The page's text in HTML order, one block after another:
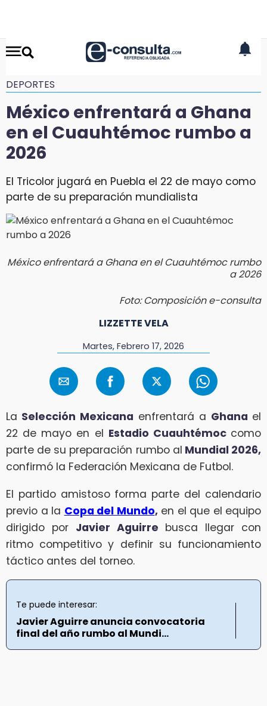
DEPORTES
México enfrentará a Ghana
en el Cuauhtémoc rumbo a
2026
El Tricolor jugará en Puebla el 22 de mayo como
parte de su preparación mundialista
México enfrentará a Ghana en el Cuauhtémoc rumbo
a 2026
Foto: Composición e-consulta
LIZZETTE VELA
Martes, Febrero 17, 2026
La Selección Mexicana enfrentará a Ghana el
22 de mayo en el Estadio Cuauhtémoc como
parte de su preparación rumbo al Mundial 2026,
confirmó la Federación Mexicana de Futbol.
El partido amistoso forma parte del calendario
previo a la Copa del Mundo,en el que el equipo
dirigido por Javier Aguirre busca llegar con
ritmo competitivo y definir su funcionamiento
táctico antes del torneo.
Te puede interesar:
Javier Aguirre anuncia convocatoria
final del año rumbo al Mundi...